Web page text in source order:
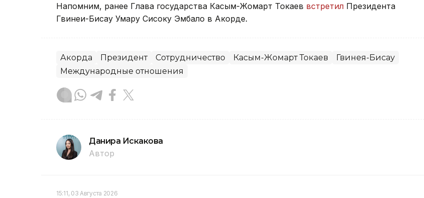
Напомним, ранее Глава государства Касым-Жомарт Токаев встретил Президента
Гвинеи-Бисау Умару Сисоку Эмбало в Акорде.
Акорда Президент Сотрудничество Касым-Жомарт Токаев
Гвинея-Бисау
Международные отношения
Данира Искакова
Автор
15:11, 03 Августа 2026